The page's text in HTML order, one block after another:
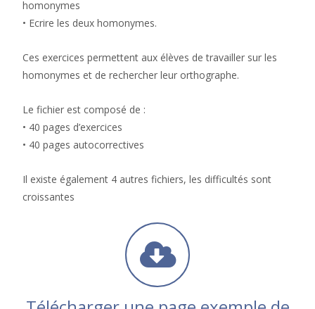
homonymes
• Ecrire les deux homonymes.
Ces exercices permettent aux élèves de travailler sur les
homonymes et de rechercher leur orthographe.
Le fichier est composé de :
• 40 pages d’exercices
• 40 pages autocorrectives
Il existe également 4 autres fichiers, les difficultés sont
croissantes